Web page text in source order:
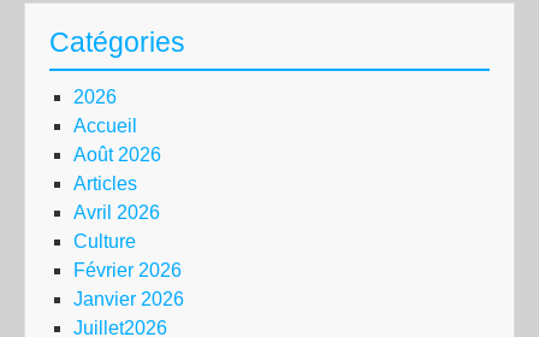
Catégories
2026
Accueil
Août 2026
Articles
Avril 2026
Culture
Février 2026
Janvier 2026
Juillet2026